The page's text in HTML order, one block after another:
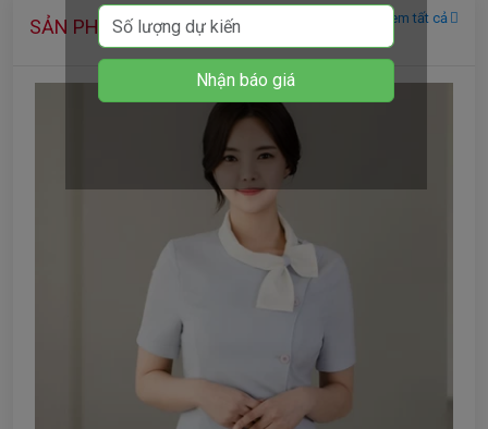
SẢN PHẨM CÙNG DANH MỤC Xem tất cả